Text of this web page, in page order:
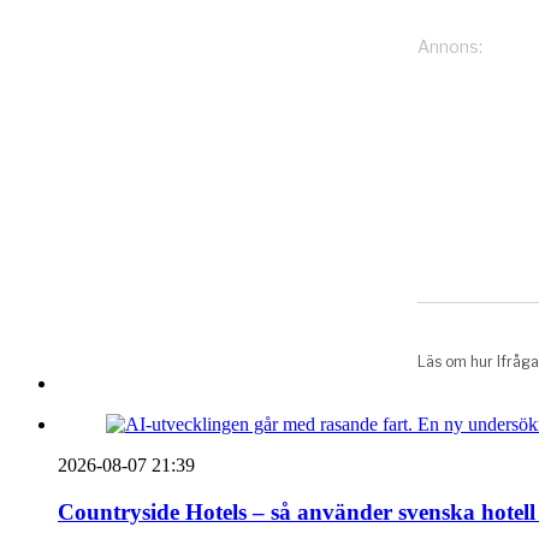
2026-08-07 21:39
Countryside Hotels – så använder svenska